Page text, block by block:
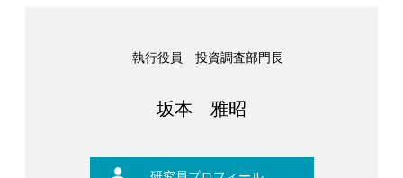
執行役員 投資調査部門長
坂本 雅昭